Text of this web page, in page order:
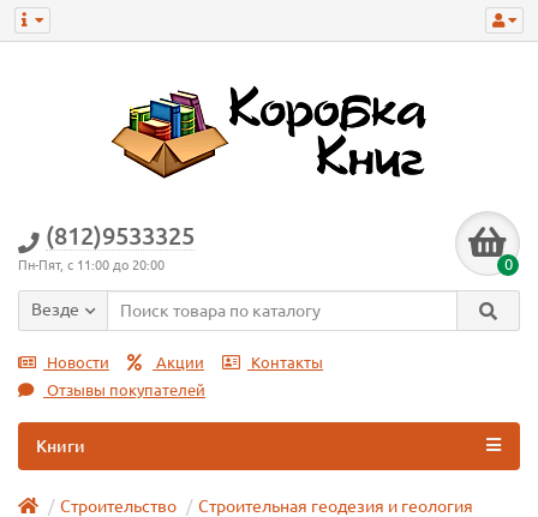
(812)9533325
Пн-Пят, с 11:00 до 20:00 0
Везде
Новости Акции
Контакты
Отзывы покупателей
Книги
Строительство
Строительная геодезия и геология